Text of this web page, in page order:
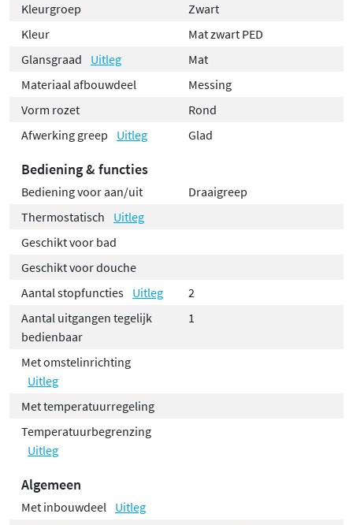
Kleurgroep
Zwart
Kleur
Mat zwart PED
Glansgraad
Uitleg
Mat
Materiaal afbouwdeel
Messing
Vorm rozet
Rond
Afwerking greep
Uitleg Glad
Bediening & functies
Bediening voor aan/uit
Draaigreep
Thermostatisch
Uitleg
Geschikt voor bad
Geschikt voor douche
Aantal stopfuncties Uitleg
2
Aantal uitgangen tegelijk
bedienbaar
1
Met omstelinrichting
Uitleg
Met temperatuurregeling
Temperatuurbegrenzing
Uitleg
Algemeen
Met inbouwdeel Uitleg